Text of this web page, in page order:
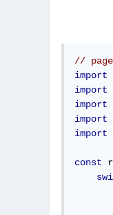
//
import
import
import
import
import
const